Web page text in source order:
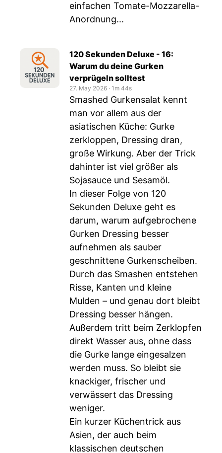
einfachen Tomate-Mozzarella-
Anordnung...
120 Sekunden Deluxe - 16:
Warum du deine Gurken
verprügeln solltest
27. May 2026 ‧ 1m 44s
Smashed Gurkensalat kennt
man vor allem aus der
asiatischen Küche: Gurke
zerkloppen, Dressing dran,
große Wirkung. Aber der Trick
dahinter ist viel größer als
Sojasauce und Sesamöl.
In dieser Folge von 120
Sekunden Deluxe geht es
darum, warum aufgebrochene
Gurken Dressing besser
aufnehmen als sauber
geschnittene Gurkenscheiben.
Durch das Smashen entstehen
Risse, Kanten und kleine
Mulden – und genau dort bleibt
Dressing besser hängen.
Außerdem tritt beim Zerklopfen
direkt Wasser aus, ohne dass
die Gurke lange eingesalzen
werden muss. So bleibt sie
knackiger, frischer und
verwässert das Dressing
weniger.
Ein kurzer Küchentrick aus
Asien, der auch beim
klassischen deutschen